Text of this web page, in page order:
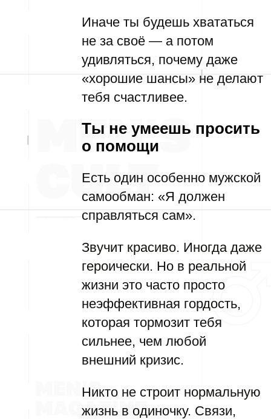
Иначе ты будешь хвататься
не за своё — а потом
удивляться, почему даже
«хорошие шансы» не делают
тебя счастливее.
Ты не умеешь просить
о помощи
Есть один особенно мужской
самообман: «Я должен
справляться сам».
Звучит красиво. Иногда даже
героически. Но в реальной
жизни это часто просто
неэффективная гордость,
которая тормозит тебя
сильнее, чем любой
внешний кризис.
Никто не строит нормальную
жизнь в одиночку. Связи,